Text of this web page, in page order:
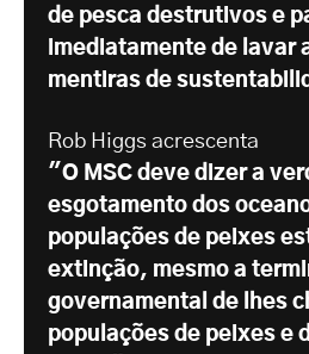
de pesca destrutivos e
imediatamente de lavar
mentiras de
Rob Higgs acrescenta
"O MSC deve dizer a
esgotamento dos
populações de peixes
extinção, mesmo a
governamental de lhes
populações de peixes e